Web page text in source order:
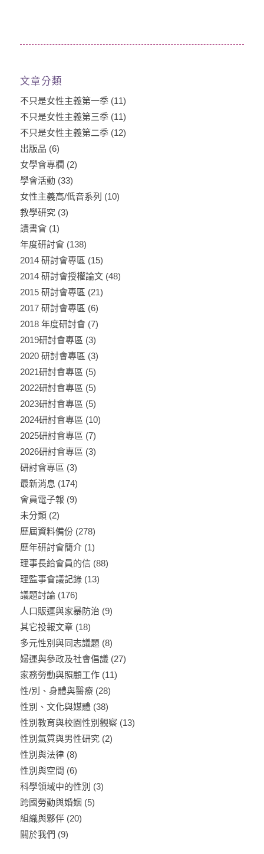
文章分類
不只是女性主義第一季(11)
不只是女性主義第三季(11)
不只是女性主義第二季(12)
出版品 (6)
女學會專欄 (2)
學會活動 (33)
女性主義高/低音系列 (10)
教學研究(3)
讀書會(1)
年度研討會(138)
2014 研討會專區 (15)
2014 研討會授權論文(48)
2015 研討會專區 (21)
2017 研討會專區 (6)
2018 年度研討會(7)
2019研討會專區 (3)
2020 研討會專區 (3)
2021研討會專區 (5)
2022研討會專區 (5)
2023研討會專區 (5)
2024研討會專區 (10)
2025研討會專區 (7)
2026研討會專區 (3)
研討會專區 (3)
最新消息 (174)
會員電子報 (9)
未分類(2)
歷屆資料備份(278)
歷年研討會簡介(1)
理事長給會員的信(88)
理監事會議記錄(13)
議題討論(176)
人口販運與家暴防治 (9)
其它投報文章(18)
多元性別與同志議題(8)
婦運與參政及社會倡議(27)
家務勞動與照顧工作(11)
性/別、身體與醫療(28)
性別、文化與媒體(38)
性別教育與校園性別觀察 (13)
性別氣質與男性研究(2)
性別與法律(8)
性別與空間 (6)
科學領域中的性別 (3)
跨國勞動與婚姻 (5)
組織與夥伴(20)
關於我們 (9)